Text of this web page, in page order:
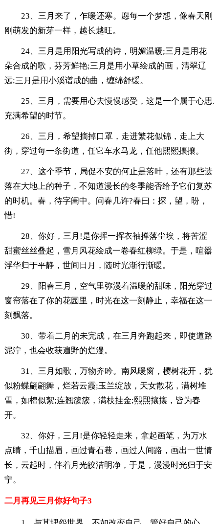
23、三月来了，乍暖还寒。愿每一个梦想，像春天刚
刚萌发的新芽一样，越长越旺。
24、三月是用阳光写成的诗，明媚温暖;三月是用花
朵合成的歌，芬芳鲜艳;三月是用小草绘成的画，清翠辽
远;三月是用小溪谱成的曲，缠绵舒缓。
25、三月，需要用心去慢慢感受，这是一个属于心思.
充满希望的时节。
26、三月，希望摘掉口罩，走进繁花似锦，走上大
街，穿过每一条街道，任它车水马龙，任他熙熙攘攘。
27、这个季节，局促不安的何止是落叶，还有那些遗
落在大地上的种子，不知道漫长的冬季能否给予它们复苏
的时机。春，待字闺中。问春几许?春曰：探，望，盼，
惜!
28、你好，三月!是你挥一挥衣袖掸落尘埃，将苦涩
甜蜜丝丝叠起，雪月风花绘成一卷春红柳绿。于是，喧嚣
浮华归于平静，世间日月，随时光渐行渐暖。
29、阳春三月，空气里弥漫着温暖的甜味，阳光穿过
窗帘落在了你的花园里，时光在这一刻静止，幸福在这一
刻飘落。
30、带着二月的未完成，在三月奔跑起来，即使道路
泥泞，也会收获遍野的烂漫。
31、三月如歌，万物齐吟。南风暖窗，樱树花开，犹
似粉蝶翩翩舞，烂若云霞;玉兰绽放，天女散花，满树堆
雪，如棉似絮;连翘簇簇，满枝挂金;熙熙攘攘，皆为春
开。
32、你好，三月!是你轻轻走来，拿起画笔，为万水
点睛，千山描眉，画过青石巷，画过人间路，画出一世情
长，云起时，伴着月光皎洁明净，于是，漫漫时光归于安
宁。
二月再见三月你好句子3